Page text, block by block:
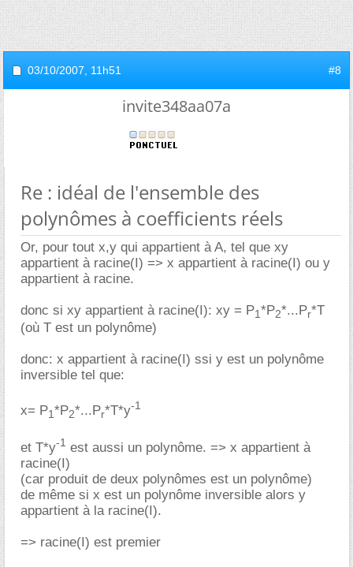
03/10/2007, 11h51 #8
invite348aa07a
Re : idéal de l'ensemble des
polynômes à coefficients réels
Or, pour tout x,y qui appartient à A, tel que xy
appartient à racine(I) => x appartient à racine(I) ou y
appartient à racine.
donc si xy appartient à racine(I): xy = P1*P2*...Pr*T
(où T est un polynôme)
donc: x appartient à racine(I) ssi y est un polynôme
inversible tel que:
x= P1*P2*...Pr*T*y-1
et T*y-1 est aussi un polynôme. => x appartient à
racine(I)
(car produit de deux polynômes est un polynôme)
de même si x est un polynôme inversible alors y
appartient à la racine(I).
=> racine(I) est premier